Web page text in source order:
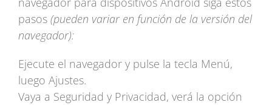
pasos (pueden variar en función de la versión del
navegador):
Ejecute el navegador y pulse la tecla Menú,
luego Ajustes.
Vaya a Seguridad y Privacidad, verá la opción